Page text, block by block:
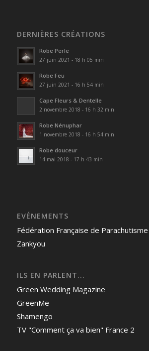
DERNIÈRES CRÉATIONS
Robe Perle
27 juin 2021 - 18 h 05 min
Robe Feu
27 juin 2021 - 16 h 54 min
Cape Fleurs & Dentelle
2 novembre 2018 - 16 h 32 min
Robe Nénuphar
1 novembre 2018 - 16 h 54 min
Robe douceur
14 mai 2018 - 17 h 43 min
EVÉNEMENTS
Fédération Française de Parachutisme
Zankyou
ILS EN PARLENT...
Green Wedding Magazine
GreenMe
Shamengo
TV "Comment ça va bien" France 2